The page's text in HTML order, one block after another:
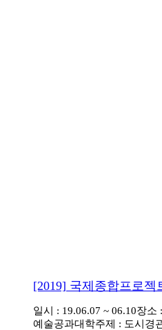
[2019] 국제종합프로젝
일시 : 19.06.07 ~ 06.10장소
예술공과대학주제 : 도시경